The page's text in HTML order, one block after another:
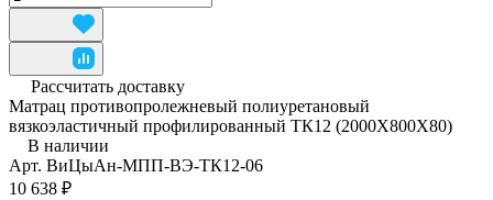
Рассчитать доставку
Матрац противопролежневый полиуретановый
вязкоэластичный профилированный ТК12 (2000Х800Х80)
В наличии
Арт. ВиЦыАн-МПП-ВЭ-ТК12-06
10 638 ₽